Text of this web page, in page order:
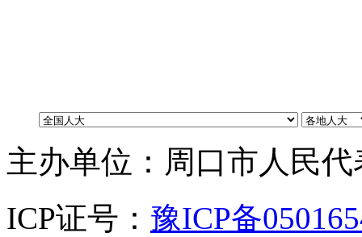
主办单位：周口市人民
ICP证号： 豫ICP备